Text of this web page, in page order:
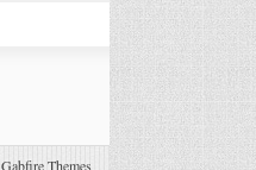
Gabfire Themes